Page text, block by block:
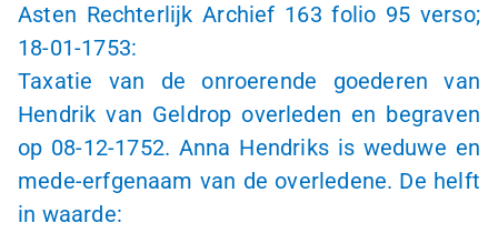
Asten Rechterlijk Archief 163 folio 95 verso;
18-01-1753:
Taxatie van de onroerende goederen van
Hendrik van Geldrop overleden en begraven
op 08-12-1752. Anna Hendriks is weduwe en
mede-erfgenaam van de overledene. De helft
in waarde: